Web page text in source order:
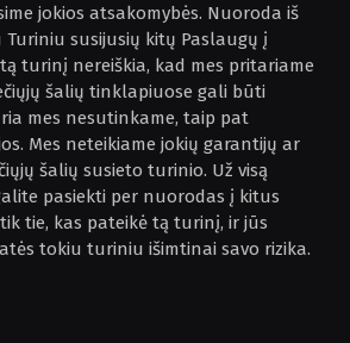
jokios atsakomybės. Nuoroda iš
susijusių kitų Paslaugų į
turinį nereiškia, kad mes pritariame
šalių tinklapiuose gali būti
mes nesutinkame, taip pat
Mes neteikiame jokių garantijų ar
šalių susieto turinio. Už visą
pasiekti per nuorodas į kitus
tie, kas pateikė tą turinį, ir jūs
tokiu turiniu išimtinai savo rizika.